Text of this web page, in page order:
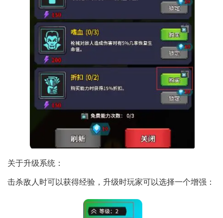
关于升级系统：
击杀敌人时可以获得经验，升级时玩家可以选择一个增强：